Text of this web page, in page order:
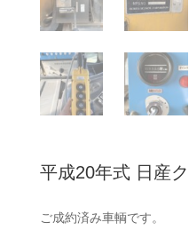
平成20年式 日産
ご成約済み車輌です。